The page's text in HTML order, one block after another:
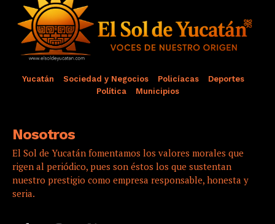
Yucatán Sociedad y Negocios Policíacas
Deportes
Política
Municipios
Nosotros
El Sol de Yucatán fomentamos los valores morales que
rigen al periódico, pues son éstos los que sustentan
nuestro prestigio como empresa responsable, honesta y
seria.